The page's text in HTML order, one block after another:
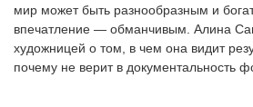
EN
UA
мир может быть разнообразным и
впечатление — обманчивым. Алина
художницей о том, в чем она видит
почему не верит в документальность